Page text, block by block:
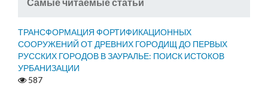
ТРАНСФОРМАЦИЯ ФОРТИФИКАЦИОННЫХ
СООРУЖЕНИЙ ОТ ДРЕВНИХ ГОРОДИЩ ДО ПЕРВЫХ
РУССКИХ ГОРОДОВ В ЗАУРАЛЬЕ: ПОИСК ИСТОКОВ
УРБАНИЗАЦИИ
587